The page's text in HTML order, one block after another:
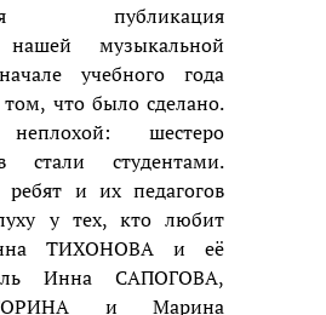
публикация
нашей музыкальной
учебного года
что было сделано.
неплохой: шестеро
стали студентами.
и их педагогов
у тех, кто любит
ТИХОНОВА и её
Инна САПОГОВА,
и Марина